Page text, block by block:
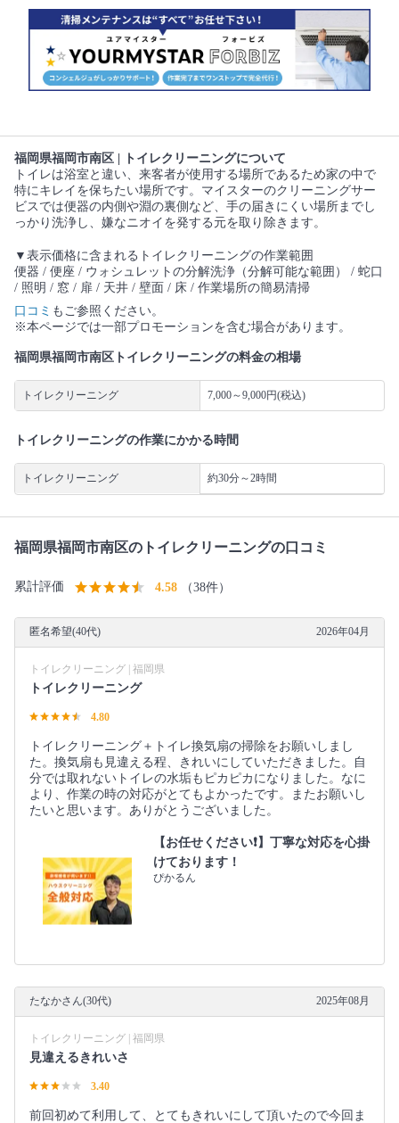
福岡県福岡市南区 | トイレクリーニングについて
トイレは浴室と違い、来客者が使用する場所であるため家の中で
特にキレイを保ちたい場所です。マイスターのクリーニングサー
ビスでは便器の内側や淵の裏側など、手の届きにくい場所までし
っかり洗浄し、嫌なニオイを発する元を取り除きます。
▼表示価格に含まれるトイレクリーニングの作業範囲
便器 / 便座 / ウォシュレットの分解洗浄（分解可能な範囲） / 蛇口
/ 照明 / 窓 / 扉 / 天井 / 壁面 / 床 / 作業場所の簡易清掃
口コミ もご参照ください。
※本ページでは一部プロモーションを含む場合があります。
福岡県福岡市南区トイレクリーニングの料金の相場
トイレクリーニング 7,000～9,000円(税込)
トイレクリーニングの作業にかかる時間
トイレクリーニング 約30分～2時間
福岡県福岡市南区のトイレクリーニングの口コミ
累計評価 4.58 （38件）
匿名希望(40代) 2026年04月
トイレクリーニング | 福岡県
トイレクリーニング
4.80
トイレクリーニング＋トイレ換気扇の掃除をお願いしまし
た。換気扇も見違える程、きれいにしていただきました。自
分では取れないトイレの水垢もピカピカになりました。なに
より、作業の時の対応がとてもよかったです。またお願いし
たいと思います。ありがとうございました。
【お任せください❗️】丁寧な対応を心掛
けております！
ぴかるん
たなかさん(30代) 2025年08月
トイレクリーニング | 福岡県
見違えるきれいさ
3.40
前回初めて利用して、とてもきれいにして頂いたので今回ま